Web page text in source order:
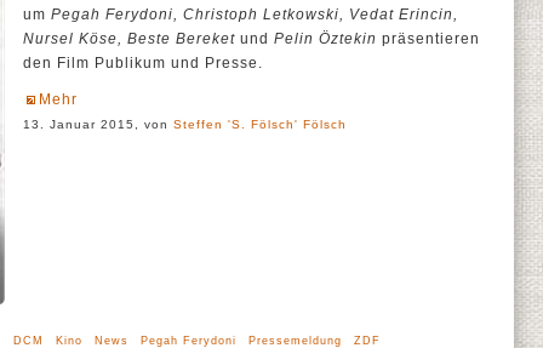
um Pegah Ferydoni, Christoph Letkowski, Vedat Erincin,
Nursel Köse, Beste Bereket und Pelin Öztekin präsentieren
den Film Publikum und Presse.
Mehr
13. Januar 2015, von Steffen 'S. Fölsch' Fölsch
DCM Kino News Pegah Ferydoni Pressemeldung ZDF